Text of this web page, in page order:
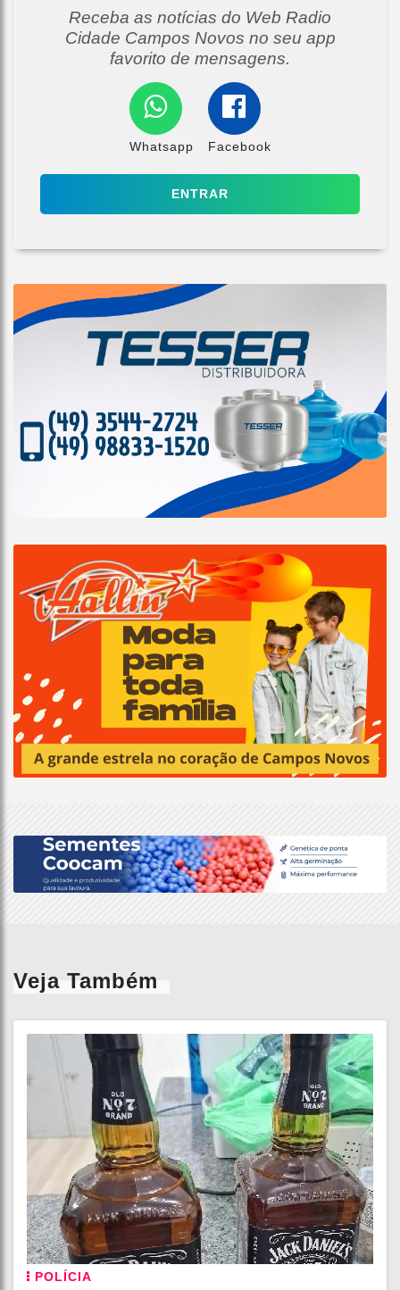
Receba as notícias do Web Radio
Cidade Campos Novos no seu app
favorito de mensagens.
Whatsapp Facebook
ENTRAR
Veja Também
POLÍCIA